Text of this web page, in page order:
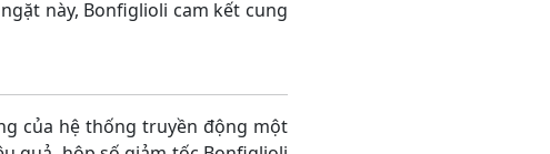
này, Bonfiglioli cam kết cung
của hệ thống truyền động một